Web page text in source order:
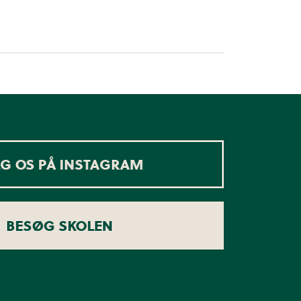
OS PÅ INSTAGRAM
BESØG SKOLEN